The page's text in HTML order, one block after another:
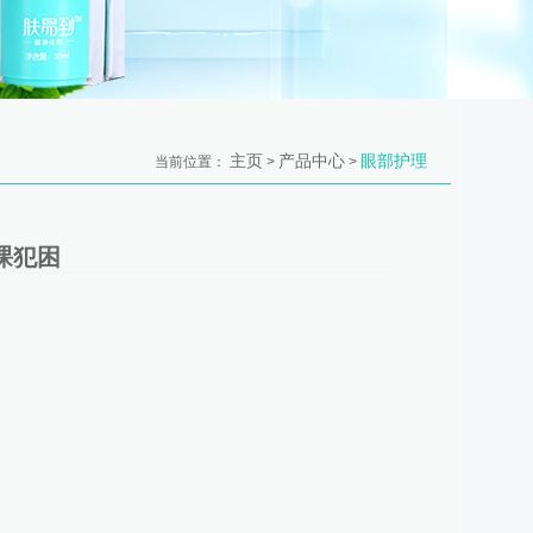
当前位置： 主页 > 产品中心 > 眼部护理
犯困